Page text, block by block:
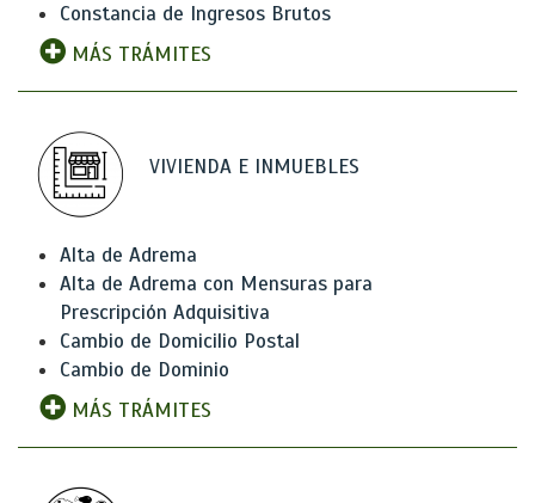
Constancia de Ingresos Brutos
MÁS TRÁMITES
VIVIENDA E INMUEBLES
Alta de Adrema
Alta de Adrema con Mensuras para
Prescripción Adquisitiva
Cambio de Domicilio Postal
Cambio de Dominio
MÁS TRÁMITES